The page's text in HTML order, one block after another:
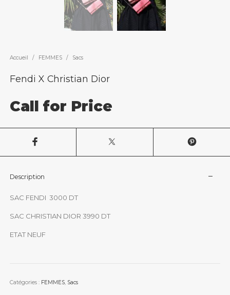
Accueil / FEMMES / Sacs
Fendi X Christian Dior
Call for Price
Description
SAC FENDI 3000 DT
SAC CHRISTIAN DIOR 3990 DT
ETAT NEUF
Catégories : FEMMES, Sacs